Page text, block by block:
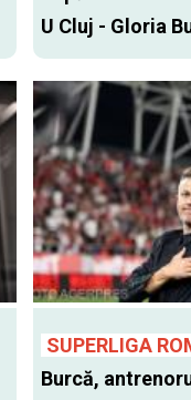
U Cluj - Gloria
SUPERLIGA
Burcă,